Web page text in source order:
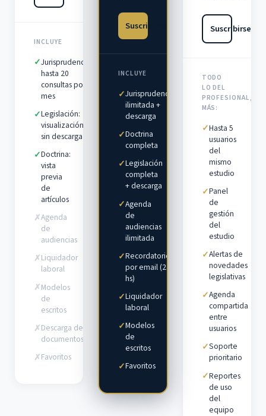
INCLUYE
✓Jurisprudencia:
hasta 20
consultas por
mes
✓Legislación:
visualización
sin descarga
✓Doctrina:
vista
previa
de
artículos
✗Agenda
de
audiencias
✗Liquidador
laboral
✗Modelos
de
escritos
✗Descarga de
documentos
✗Favoritos
Suscribirse
INCLUYE
✓Jurisprudencia
ilimitada +
descarga
✓Doctrina
completa
✓Legislación
completa
+ descarga
✓Agenda
de
audiencias
ilimitada
✓Recordatorios
por email (24
hs)
✓Liquidador
laboral
✓Modelos
de
escritos
✓Favoritos
Suscribirse
TODO
LO DEL
PROFESIONAL,
MÁS:
✓Hasta 5
usuarios
del
mismo
estudio
✓Panel
de
gestión
del
estudio
✓Alertas de
novedades
legislativas
✓Agenda
compartida
entre
usuarios
✓Soporte
prioritario
✓Reportes
de uso
del
equipo